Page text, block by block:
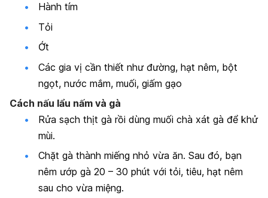
Hành tím
Tỏi
Ớt
Các gia vị cần thiết như đường, hạt nêm, bột
ngọt, nước mắm, muối, giấm gạo
Cách nấu lẩu nấm và gà
Rửa sạch thịt gà rồi dùng muối chà xát gà để khử
mùi.
Chặt gà thành miếng nhỏ vừa ăn. Sau đó, bạn
nêm ướp gà 20 – 30 phút với tỏi, tiêu, hạt nêm
sau cho vừa miệng.